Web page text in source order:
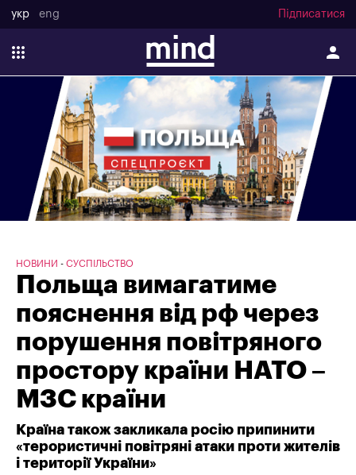
укр eng Підписатися
НОВИНИ СУСПІЛЬСТВО
Польща вимагатиме
пояснення від рф через
порушення повітряного
простору країни НАТО –
МЗС країни
Країна також закликала росію припинити
«терористичні повітряні атаки проти жителів
і території України»